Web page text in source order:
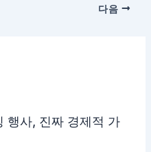
다음
행사, 진짜 경제적 가